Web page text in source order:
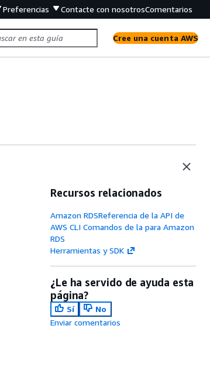
Preferencias Contacte con nosotrosComentarios
Cree una cuenta AWS
Recursos relacionados
Amazon RDSReferencia de la API de
AWS CLI Comandos de la para Amazon
RDS
Herramientas y SDK
¿Le ha servido de ayuda esta
página?
Sí
No
Enviar comentarios